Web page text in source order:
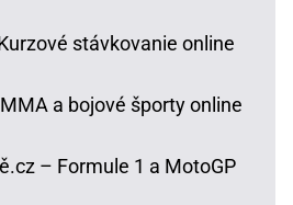
stávkovanie online
a bojové športy online
– Formule 1 a MotoGP